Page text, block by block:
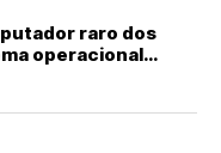
raro dos
operacional